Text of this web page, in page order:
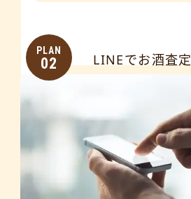
PLAN
02 LINEでお酒査定